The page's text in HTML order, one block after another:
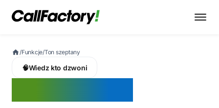
/Funkcje/Ton szeptany
🧠Wiedz kto dzwoni